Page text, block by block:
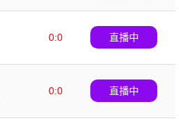
0:0
直播中
0:0
直播中